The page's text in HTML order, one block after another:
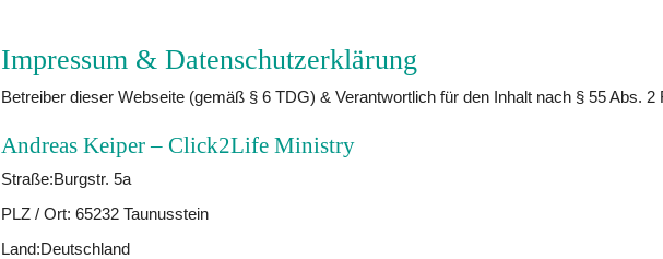
Impressum & Datenschutzerklärung
Betreiber dieser Webseite (gemäß § 6 TDG) & Verantwortlich für den Inhalt nach § 55 Abs. 2
Andreas Keiper – Click2Life Ministry
Straße:Burgstr. 5a
PLZ / Ort: 65232 Taunusstein
Land:Deutschland